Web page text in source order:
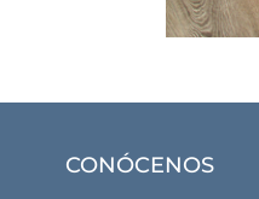
CONÓCENOS